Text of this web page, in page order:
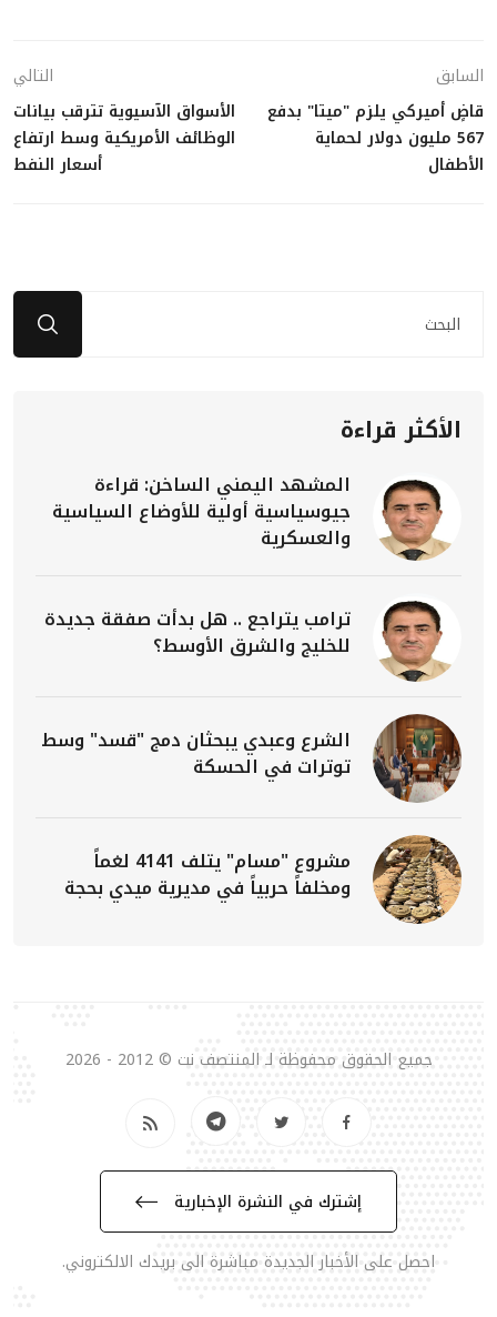
السابق
قاضٍ أميركي يلزم "ميتا" بدفع
567 مليون دولار لحماية
الأطفال
التالي
الأسواق الآسيوية تترقب بيانات
الوظائف الأمريكية وسط ارتفاع
أسعار النفط
الأكثر قراءة
المشهد اليمني الساخن: قراءة
جيوسياسية أولية للأوضاع السياسية
والعسكرية
ترامب يتراجع .. هل بدأت صفقة جديدة
للخليج والشرق الأوسط؟
الشرع وعبدي يبحثان دمج "قسد" وسط
توترات في الحسكة
مشروع "مسام" يتلف 4141 لغماً
ومخلفاً حربياً في مديرية ميدي بحجة
جميع الحقوق محفوظة لـ المنتصف نت © 2012 - 2026
إشترك في النشرة الإخبارية
احصل على الأخبار الجديدة مباشرة الى بريدك الالكتروني.